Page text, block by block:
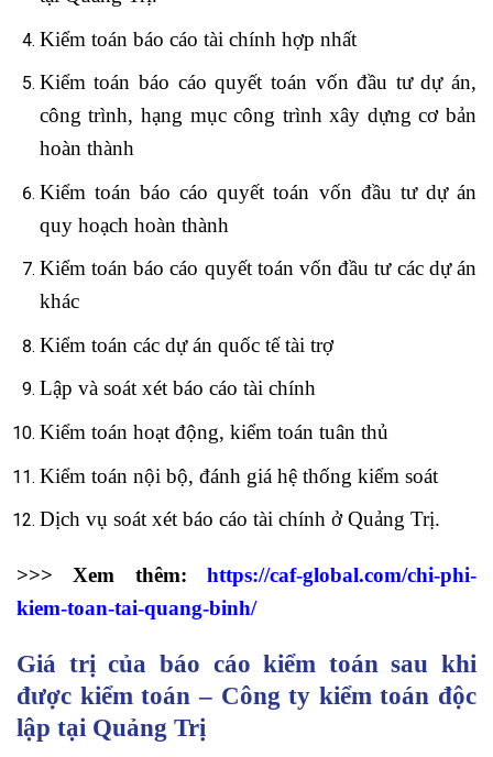
Kiểm toán báo cáo tài chính hợp nhất
Kiểm toán báo cáo quyết toán vốn đầu tư dự án,
công trình, hạng mục công trình xây dựng cơ bản
hoàn thành
Kiểm toán báo cáo quyết toán vốn đầu tư dự án
quy hoạch hoàn thành
Kiểm toán báo cáo quyết toán vốn đầu tư các dự án
khác
Kiểm toán các dự án quốc tế tài trợ
Lập và soát xét báo cáo tài chính
Kiểm toán hoạt động, kiểm toán tuân thủ
Kiểm toán nội bộ, đánh giá hệ thống kiểm soát
Dịch vụ soát xét báo cáo tài chính ở Quảng Trị.
>>> Xem thêm: https://caf-global.com/chi-phi-
kiem-toan-tai-quang-binh/
Giá trị của báo cáo kiểm toán sau khi
được kiểm toán – Công ty kiểm toán độc
lập tại Quảng Trị